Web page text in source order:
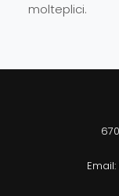
molteplici.
Email: